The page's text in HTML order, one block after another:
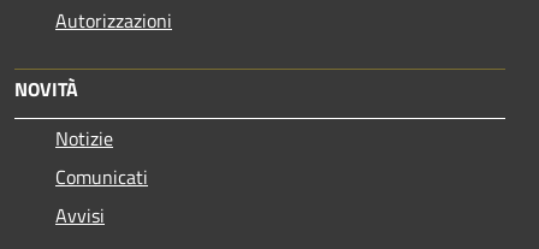
Autorizzazioni
NOVITÀ
Notizie
Comunicati
Avvisi